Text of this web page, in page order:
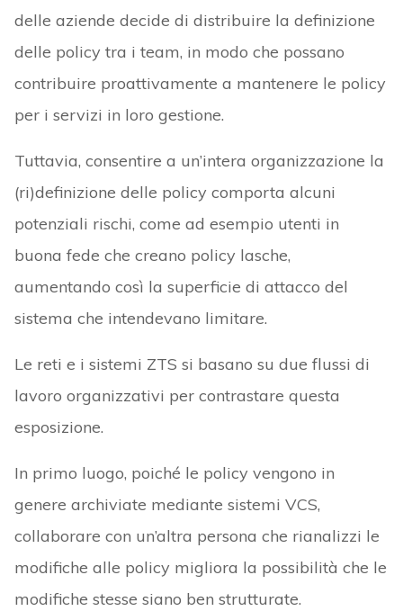
delle aziende decide di distribuire la definizione
delle policy tra i team, in modo che possano
contribuire proattivamente a mantenere le policy
per i servizi in loro gestione.
Tuttavia, consentire a un’intera organizzazione la
(ri)definizione delle policy comporta alcuni
potenziali rischi, come ad esempio utenti in
buona fede che creano policy lasche,
aumentando così la superficie di attacco del
sistema che intendevano limitare.
Le reti e i sistemi ZTS si basano su due flussi di
lavoro organizzativi per contrastare questa
esposizione.
In primo luogo, poiché le policy vengono in
genere archiviate mediante sistemi VCS,
collaborare con un’altra persona che rianalizzi le
modifiche alle policy migliora la possibilità che le
modifiche stesse siano ben strutturate.